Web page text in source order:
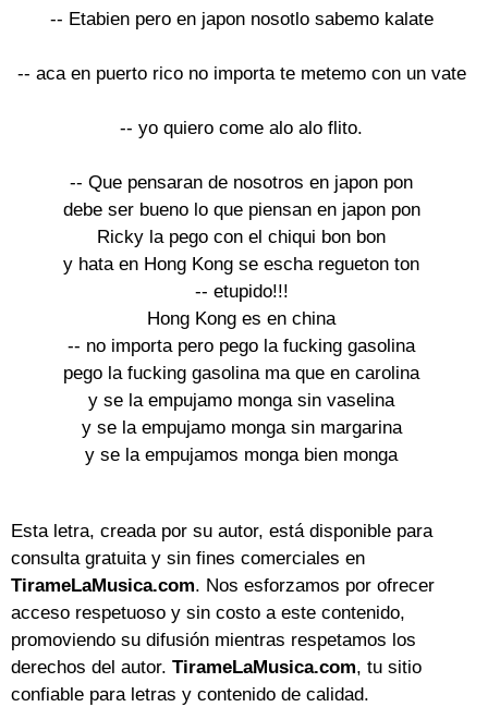
-- Etabien pero en japon nosotlo sabemo kalate
-- aca en puerto rico no importa te metemo con un vate
-- yo quiero come alo alo flito.
-- Que pensaran de nosotros en japon pon
debe ser bueno lo que piensan en japon pon
Ricky la pego con el chiqui bon bon
y hata en Hong Kong se escha regueton ton
-- etupido!!!
Hong Kong es en china
-- no importa pero pego la fucking gasolina
pego la fucking gasolina ma que en carolina
y se la empujamo monga sin vaselina
y se la empujamo monga sin margarina
y se la empujamos monga bien monga
Esta letra, creada por su autor, está disponible para
consulta gratuita y sin fines comerciales en
TirameLaMusica.com. Nos esforzamos por ofrecer
acceso respetuoso y sin costo a este contenido,
promoviendo su difusión mientras respetamos los
derechos del autor. TirameLaMusica.com, tu sitio
confiable para letras y contenido de calidad.